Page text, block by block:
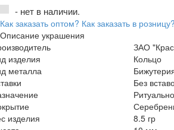
- нет в наличии.
Как заказать оптом? Как заказать в розницу?
Описание украшения
ЗАО
изделия
Кольцо
металла
Без
изделия
8.5 гр